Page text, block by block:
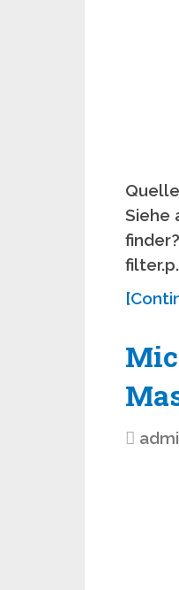
Siehe
finder?